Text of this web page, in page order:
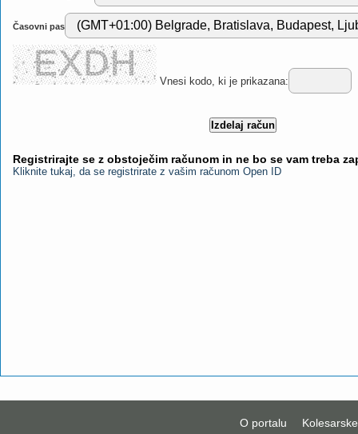
Časovni pas
Vnesi kodo, ki je prikazana:
Registrirajte se z obstoječim računom in ne bo se vam treba
Kliknite tukaj, da se registrirate z vašim računom Open ID
O portalu